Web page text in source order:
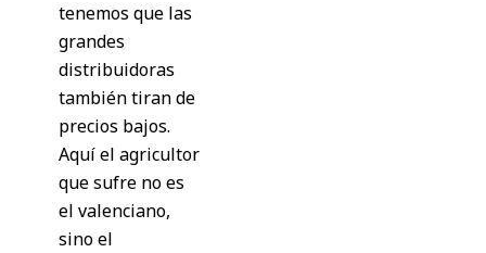
tenemos que las
grandes
distribuidoras
también tiran de
precios bajos.
Aquí el agricultor
que sufre no es
el valenciano,
sino el